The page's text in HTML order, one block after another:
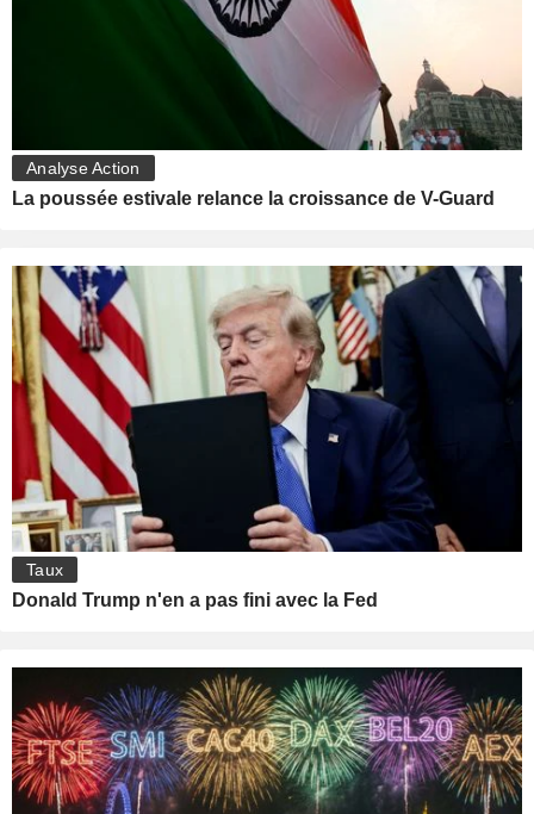
Analyse Action
La poussée estivale relance la croissance de V-Guard
Taux
Donald Trump n'en a pas fini avec la Fed